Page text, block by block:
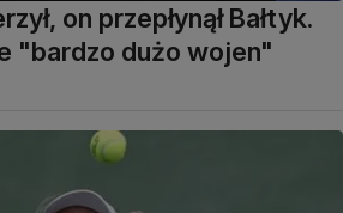
on przepłynął Bałtyk.
"bardzo dużo wojen"